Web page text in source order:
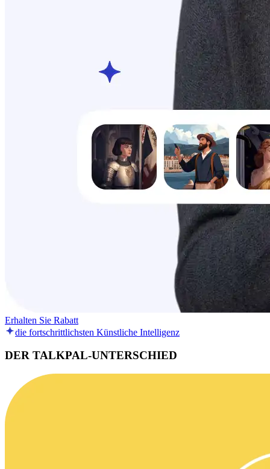
Erhalten Sie Rabatt
die fortschrittlichsten Künstliche Intelligenz
DER TALKPAL-UNTERSCHIED